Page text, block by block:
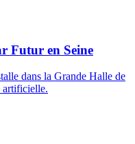
Futur en Seine
dans la Grande Halle de
artificielle.